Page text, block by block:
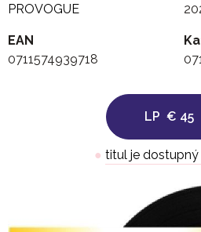
3. Time Clocks
6. Midnight Blues
1. Just 'Cos You Can
Should
2. Mountain Time
3. I Didn't Think She
4. The Ballad of John
PROVOGUE
EAN
0711574939718
LP € 45
● titul je dostupný